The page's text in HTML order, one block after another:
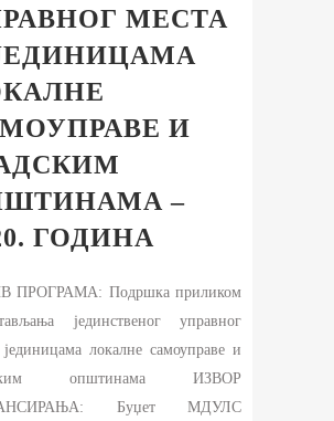
МЕСТА
И
–
ГОДИНА
ПРОГРАМА: Подршка приликом
јединственог управног
јединицама локалне самоуправе и
општинама ИЗВОР
Буџет МДУЛС